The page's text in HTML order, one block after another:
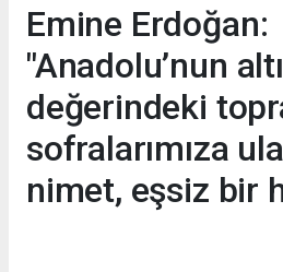
Emine Erdoğan:
"Anadolu’nun
değerindeki
sofralarımıza
nimet, eşsiz bir